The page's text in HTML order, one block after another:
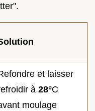
et laisser
à 28°C
moulage